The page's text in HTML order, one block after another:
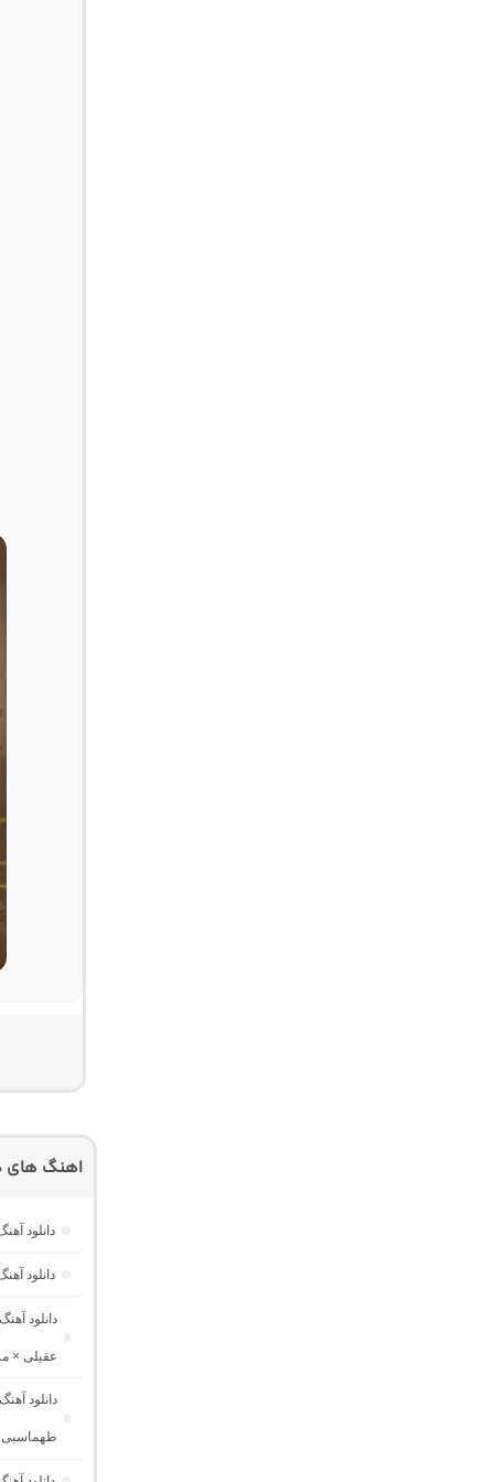
اهنگ های
دانلود آهنگ ست میکس اِلا
دانلود
دانلود
عقیلی ×
دانلود
طهماسبی